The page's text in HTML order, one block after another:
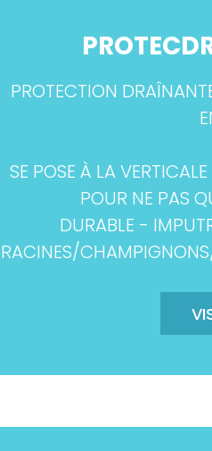
PROTECTION
SE POSE À LA
POUR NE PAS
DURABLE -
RACINES/